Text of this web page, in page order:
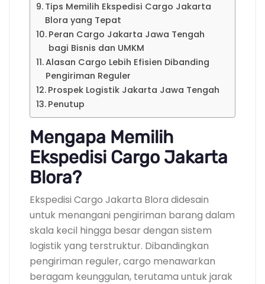
Tips Memilih Ekspedisi Cargo Jakarta
Blora yang Tepat
Peran Cargo Jakarta Jawa Tengah
bagi Bisnis dan UMKM
Alasan Cargo Lebih Efisien Dibanding
Pengiriman Reguler
Prospek Logistik Jakarta Jawa Tengah
Penutup
Mengapa Memilih
Ekspedisi Cargo Jakarta
Blora?
Ekspedisi Cargo Jakarta Blora didesain
untuk menangani pengiriman barang dalam
skala kecil hingga besar dengan sistem
logistik yang terstruktur. Dibandingkan
pengiriman reguler, cargo menawarkan
beragam keunggulan, terutama untuk jarak